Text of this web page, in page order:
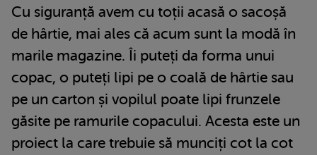
Cu siguranță avem cu toții acasă o sacoșă
de hârtie, mai ales că acum sunt la modă în
marile magazine. Îi puteți da forma unui
copac, o puteți lipi pe o coală de hârtie sau
pe un carton și vopilul poate lipi frunzele
găsite pe ramurile copacului. Acesta este un
proiect la care trebuie să munciți cot la cot